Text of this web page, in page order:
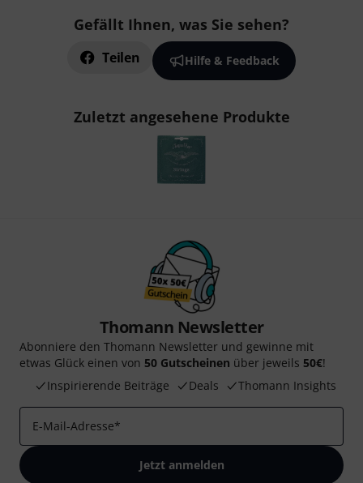
Gefällt Ihnen, was Sie sehen?
Teilen Hilfe & Feedback
Zuletzt angesehene Produkte
Thomann Newsletter
Abonniere den Thomann Newsletter und gewinne mit
etwas Glück einen von 50 Gutscheinen über jeweils 50€!
Inspirierende Beiträge
Deals Thomann Insights
E-Mail-Adresse*
Jetzt anmelden